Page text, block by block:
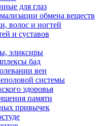
для глаз
обмена веществ
волос и ногтей
и суставов
эликсиры
бад
вен
системы
здоровья
памяти
привычек